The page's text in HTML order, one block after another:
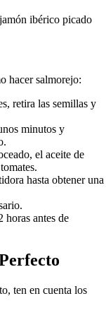
ibérico picado
hacer salmorejo:
retira las semillas y
minutos y
el aceite de
hasta obtener una
horas antes de
ten en cuenta los